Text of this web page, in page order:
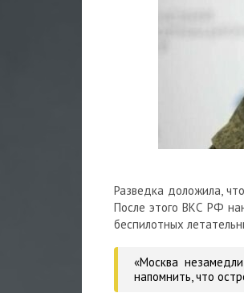
Разведка доложила,
После этого ВКС РФ
беспилотных
«Москва
напомнить, что